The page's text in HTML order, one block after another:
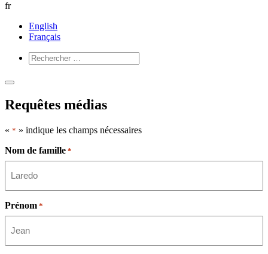
fr
English
Français
Ouvrir
menu
Fermer
menu
Requêtes médias
« * » indique les champs nécessaires
Nom de famille *
Prénom *